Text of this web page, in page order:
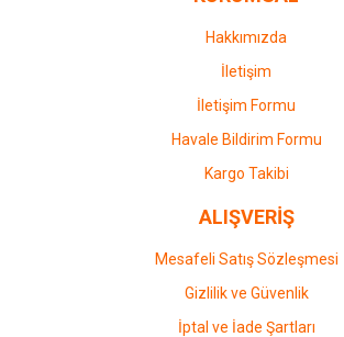
Gönder
Hakkımızda
İletişim
İletişim Formu
Havale Bildirim Formu
Kargo Takibi
ALIŞVERİŞ
Mesafeli Satış Sözleşmesi
Gizlilik ve Güvenlik
İptal ve İade Şartları